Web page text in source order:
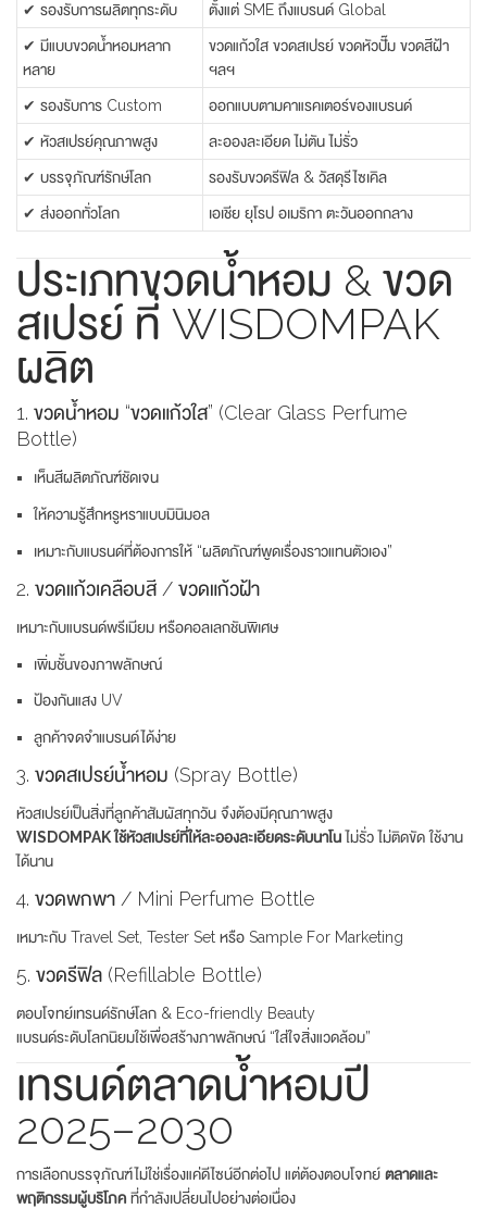
✔ รองรับการผลิตทุกระดับ ตั้งแต่ SME ถึงแบรนด์ Global
✔ มีแบบขวดน้ำหอมหลาก
หลาย
ขวดแก้วใส ขวดสเปรย์ ขวดหัวปั๊ม ขวดสีฝ้า
ฯลฯ
✔ รองรับการ Custom ออกแบบตามคาแรคเตอร์ของแบรนด์
✔ หัวสเปรย์คุณภาพสูง ละอองละเอียด ไม่ตัน ไม่รั่ว
✔ บรรจุภัณฑ์รักษ์โลก รองรับขวดรีฟิล & วัสดุรีไซเคิล
✔ ส่งออกทั่วโลก เอเชีย ยุโรป อเมริกา ตะวันออกกลาง
ประเภทขวดน้ำหอม & ขวด
สเปรย์ ที่ WISDOMPAK
ผลิต
1. ขวดน้ำหอม “ขวดแก้วใส” (Clear Glass Perfume
Bottle)
เห็นสีผลิตภัณฑ์ชัดเจน
ให้ความรู้สึกหรูหราแบบมินิมอล
เหมาะกับแบรนด์ที่ต้องการให้ “ผลิตภัณฑ์พูดเรื่องราวแทนตัวเอง”
2. ขวดแก้วเคลือบสี / ขวดแก้วฝ้า
เหมาะกับแบรนด์พรีเมียม หรือคอลเลกชันพิเศษ
เพิ่มชั้นของภาพลักษณ์
ป้องกันแสง UV
ลูกค้าจดจำแบรนด์ได้ง่าย
3. ขวดสเปรย์น้ำหอม (Spray Bottle)
หัวสเปรย์เป็นสิ่งที่ลูกค้าสัมผัสทุกวัน จึงต้องมีคุณภาพสูง
WISDOMPAK ใช้หัวสเปรย์ที่ให้ละอองละเอียดระดับนาโนไม่รั่ว ไม่ติดขัด ใช้งาน
ได้นาน
4. ขวดพกพา / Mini Perfume Bottle
เหมาะกับ Travel Set, Tester Set หรือ Sample For Marketing
5. ขวดรีฟิล (Refillable Bottle)
ตอบโจทย์เทรนด์รักษ์โลก & Eco-friendly Beauty
แบรนด์ระดับโลกนิยมใช้เพื่อสร้างภาพลักษณ์ “ใส่ใจสิ่งแวดล้อม”
เทรนด์ตลาดน้ำหอมปี
2025–2030
การเลือกบรรจุภัณฑ์ไม่ใช่เรื่องแค่ดีไซน์อีกต่อไป แต่ต้องตอบโจทย์ ตลาดและ
พฤติกรรมผู้บริโภค ที่กำลังเปลี่ยนไปอย่างต่อเนื่อง